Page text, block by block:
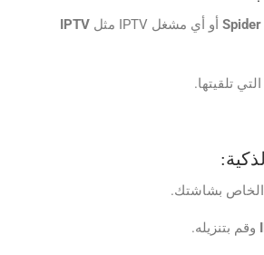
أو أي مشغل IPTV مثل
IPTV
تلقيتها.
الخاص بشاشتك.
وقم بتنزيله.